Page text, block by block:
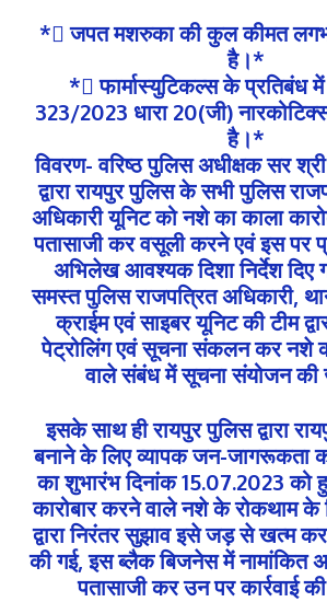
* जपत मशरुका की कुल कीमत
है।*
* फार्मास्युटिकल्स के प्रतिबंध में
323/2023 धारा 20(जी)
है।*
विवरण- वरिष्ठ पुलिस अधीक्षक सर
द्वारा रायपुर पुलिस के सभी पुलिस
अधिकारी यूनिट को नशे का काला
पतासाजी कर वसूली करने एवं इस पर
अभिलेख आवश्यक दिशा निर्देश दिए
समस्त पुलिस राजपत्रित अधिकारी,
क्राईम एवं साइबर यूनिट की टीम
पेट्रोलिंग एवं सूचना संकलन कर नशे
वाले संबंध में सूचना संयोजन की
इसके साथ ही रायपुर पुलिस द्वारा
बनाने के लिए व्यापक जन-जागरूकता
का शुभारंभ दिनांक 15.07.2023 को
कारोबार करने वाले नशे के रोकथाम के
द्वारा निरंतर सुझाव इसे जड़ से खत्म
की गई, इस ब्लैक बिजनेस में नामांकित
पतासाजी कर उन पर कार्रवाई